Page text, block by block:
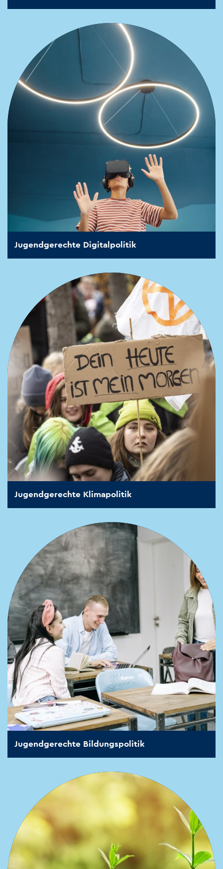
Jugendgerechte Digitalpolitik
Jugendgerechte Klimapolitik
Jugendgerechte Bildungspolitik